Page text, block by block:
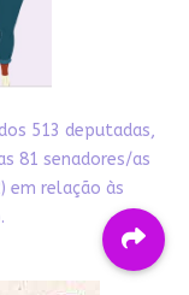
513 deputadas,
81 senadores/as
em relação às